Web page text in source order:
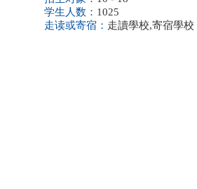
学生人数： 1025
走读或寄宿： 走讀學校,寄宿學校